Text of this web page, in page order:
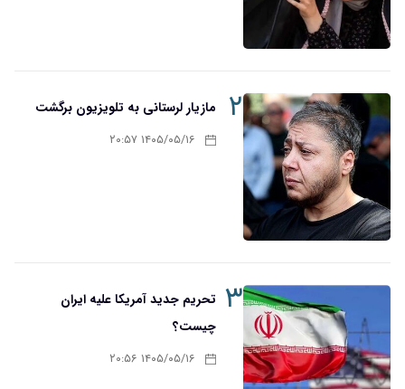
۲ مازیار لرستانی به تلویزیون برگشت
۱۴۰۵/۰۵/۱۶ ۲۰:۵۷
۳ تحریم‌ جدید آمریکا علیه ایران
چیست؟
۱۴۰۵/۰۵/۱۶ ۲۰:۵۶